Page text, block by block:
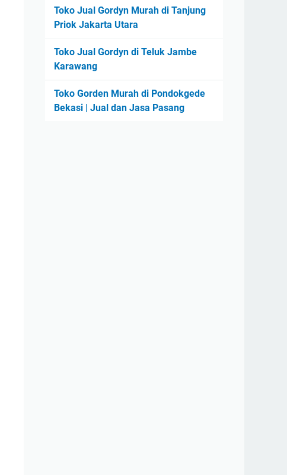
Toko Jual Gordyn Murah di Tanjung
Priok Jakarta Utara
Toko Jual Gordyn di Teluk Jambe
Karawang
Toko Gorden Murah di Pondokgede
Bekasi | Jual dan Jasa Pasang